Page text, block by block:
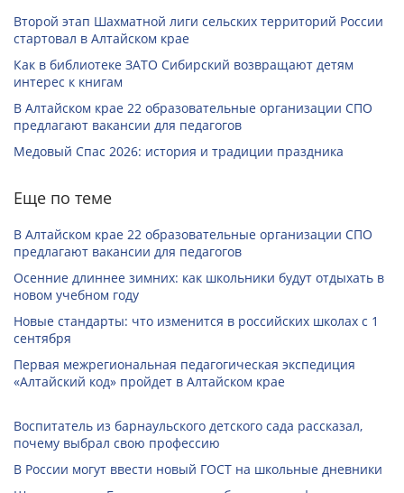
Второй этап Шахматной лиги сельских территорий России
стартовал в Алтайском крае
Как в библиотеке ЗАТО Сибирский возвращают детям
интерес к книгам
В Алтайском крае 22 образовательные организации СПО
предлагают вакансии для педагогов
Медовый Спас 2026: история и традиции праздника
Еще по теме
В Алтайском крае 22 образовательные организации СПО
предлагают вакансии для педагогов
Осенние длиннее зимних: как школьники будут отдыхать в
новом учебном году
Новые стандарты: что изменится в российских школах с 1
сентября
Первая межрегиональная педагогическая экспедиция
«Алтайский код» пройдет в Алтайском крае
Воспитатель из барнаульского детского сада рассказал,
почему выбрал свою профессию
В России могут ввести новый ГОСТ на школьные дневники